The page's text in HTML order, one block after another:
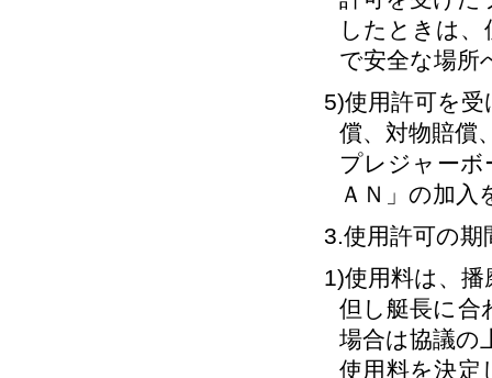
したときは
で安全な場所
5)使用許可を
償、対物賠償
プレジャーボ
ＡＮ」の加入
3.使用許可の
1)使用料は、
但し艇長に合
場合は協議の
使用料を決定